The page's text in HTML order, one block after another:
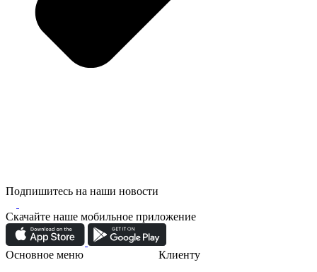
Подпишитесь на наши новости
Скачайте наше мобильное приложение
Основное меню
Клиенту